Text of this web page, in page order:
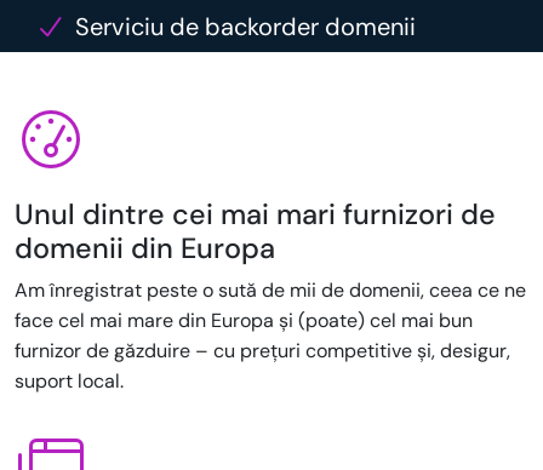
Serviciu de backorder domenii
Unul dintre cei mai mari furnizori de
domenii din Europa
Am înregistrat peste o sută de mii de domenii, ceea ce ne
face cel mai mare din Europa și (poate) cel mai bun
furnizor de găzduire – cu prețuri competitive și, desigur,
suport local.